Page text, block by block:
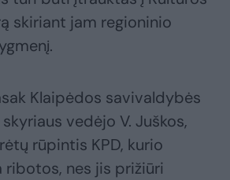
skiriant jam regioninio
Klaipėdos savivaldybės
vedėjo V. Juškos,
rūpintis KPD, kurio
ribotos, nes jis prižiūri